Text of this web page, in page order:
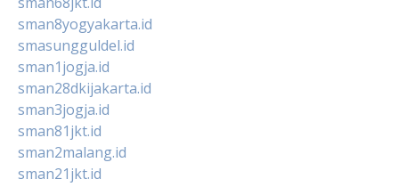
sman8yogyakarta.id
smasungguldel.id
sman1jogja.id
sman28dkijakarta.id
sman3jogja.id
sman81jkt.id
sman2malang.id
sman21jkt.id